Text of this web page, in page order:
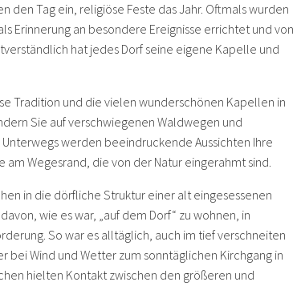
den Tag ein, religiöse Feste das Jahr. Oftmals wurden
Erinnerung an besondere Ereignisse errichtet und von
hat jedes Dorf seine eigene Kapelle und
Tradition und die vielen wunderschönen Kapellen in
Sie auf verschwiegenen Waldwegen und
werden beeindruckende Aussichten Ihre
Wegesrand, die von der Natur eingerahmt sind.
in die dörfliche Struktur einer alt eingesessenen
wie es war, „auf dem Dorf“ zu wohnen, in
So war es alltäglich, auch im tief verschneiten
Wind und Wetter zum sonntäglichen Kirchgang in
hielten Kontakt zwischen den größeren und